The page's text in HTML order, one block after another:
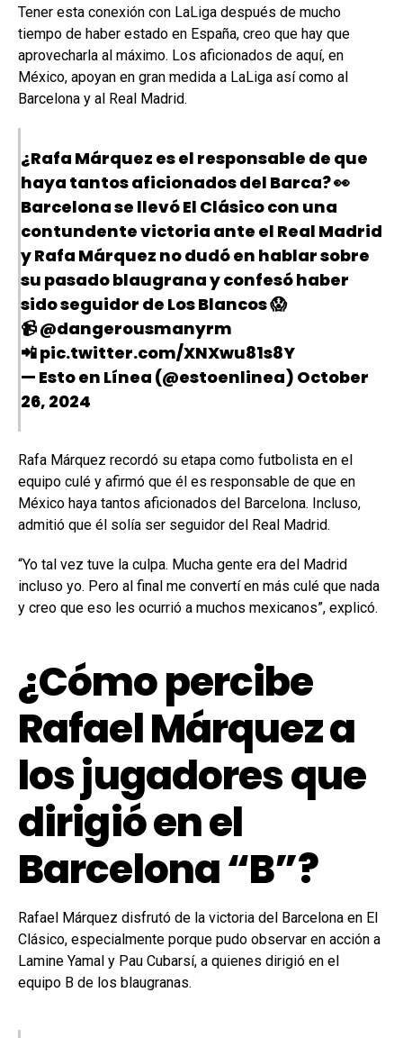
Tener esta conexión con LaLiga después de mucho
tiempo de haber estado en España, creo que hay que
aprovecharla al máximo. Los aficionados de aquí, en
México, apoyan en gran medida a LaLiga así como al
Barcelona y al Real Madrid.
¿Rafa Márquez es el responsable de que
haya tantos aficionados del Barca? 👀
Barcelona se llevó El Clásico con una
contundente victoria ante el Real Madrid
y Rafa Márquez no dudó en hablar sobre
su pasado blaugrana y confesó haber
sido seguidor de Los Blancos 😱
📹@dangerousmanyrm
📲pic.twitter.com/XNXwu81s8Y
— Esto en Línea (@estoenlinea) October
26, 2024
Rafa Márquez recordó su etapa como futbolista en el
equipo culé y afirmó que él es responsable de que en
México haya tantos aficionados del Barcelona. Incluso,
admitió que él solía ser seguidor del Real Madrid.
“Yo tal vez tuve la culpa. Mucha gente era del Madrid
incluso yo. Pero al final me convertí en más culé que nada
y creo que eso les ocurrió a muchos mexicanos”, explicó.
¿Cómo percibe
Rafael Márquez a
los jugadores que
dirigió en el
Barcelona “B”?
Rafael Márquez disfrutó de la victoria del Barcelona en El
Clásico, especialmente porque pudo observar en acción a
Lamine Yamal y Pau Cubarsí, a quienes dirigió en el
equipo B de los blaugranas.